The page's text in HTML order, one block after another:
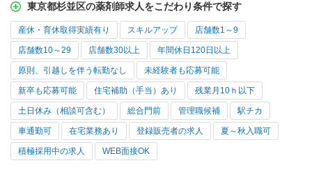
東京都杉並区の薬剤師求人をこだわり条件で探す
産休・育休取得実績有り スキルアップ 店舗数1～9
店舗数10～29 店舗数30以上 年間休日120日以上
原則、引越しを伴う転勤なし 未経験者も応募可能
新卒も応募可能 住宅補助（手当）あり 残業月10ｈ以下
土日休み（相談可含む） 総合門前 管理職候補 駅チカ
車通勤可 在宅業務あり 登録販売者の求人 夏～秋入職可
積極採用中の求人 WEB面接OK